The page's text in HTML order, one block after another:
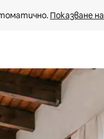
Показване